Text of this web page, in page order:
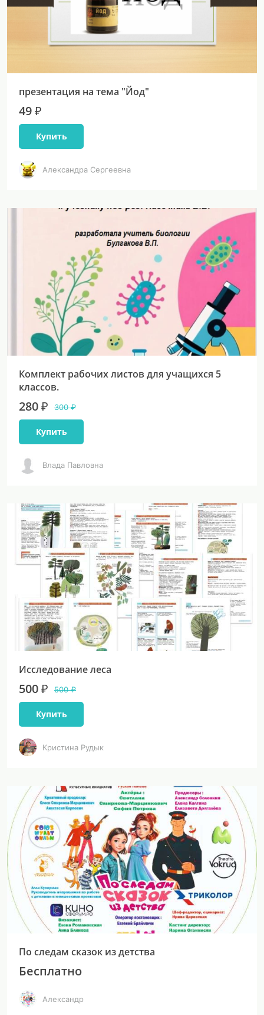
презентация на тема "Йод"
49 ₽
Купить
Александра Сергеевна
Комплект рабочих листов для учащихся 5
классов.
280 ₽ 300 ₽
Купить
Влада Павловна
Исследование леса
500 ₽ 500 ₽
Купить
Кристина Рудык
По следам сказок из детства
Бесплатно
Александр